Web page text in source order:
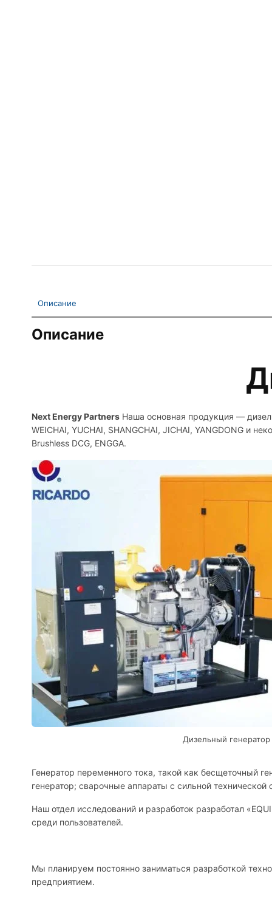
Описание
Описание
Next Energy Partners Наша основная продукция —
WEICHAI, YUCHAI, SHANGCHAI, JICHAI, YANGDONG и
Brushless DCG, ENGGA.
Дизельный генератор
Генератор переменного тока, такой как бесщеточный
генератор; сварочные аппараты с сильной
Наш отдел исследований и разработок разработал
среди пользователей.
Мы планируем постоянно заниматься разработкой
предприятием.